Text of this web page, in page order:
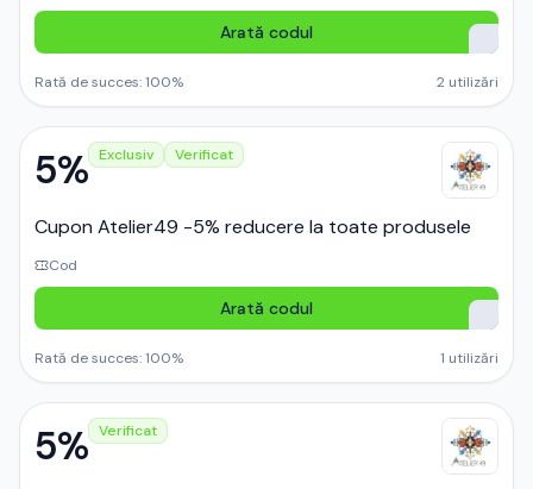
Arată codul
Rată de succes:100% 2 utilizări
5% Exclusiv Verificat
Cupon Atelier49 -5% reducere la toate produsele
Cod
Arată codul
Rată de succes:100% 1 utilizări
5% Verificat